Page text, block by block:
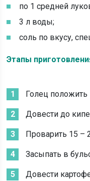
по 1 средней
3 л воды;
соль по вкусу,
Этапы
Голец
Довести до
Проварить 15 –
Засыпать в
Довести